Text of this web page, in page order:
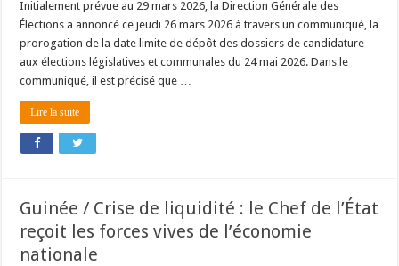
Initialement prévue au 29 mars 2026, la Direction Générale des
Élections a annoncé ce jeudi 26 mars 2026 à travers un communiqué, la
prorogation de la date limite de dépôt des dossiers de candidature
aux élections législatives et communales du 24 mai 2026. Dans le
communiqué, il est précisé que …
Lire la suite
Guinée / Crise de liquidité : le Chef de l’État
reçoit les forces vives de l’économie
nationale